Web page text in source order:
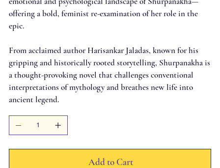
offering a bold, feminist re-examination of her role in the
epic.
From acclaimed author Harisankar Jaladas, known for his
gripping and historically rooted storytelling, Shurpanakha is
a thought-provoking novel that challenges conventional
interpretations of mythology and breathes new life into
ancient legend.
Add to Cart